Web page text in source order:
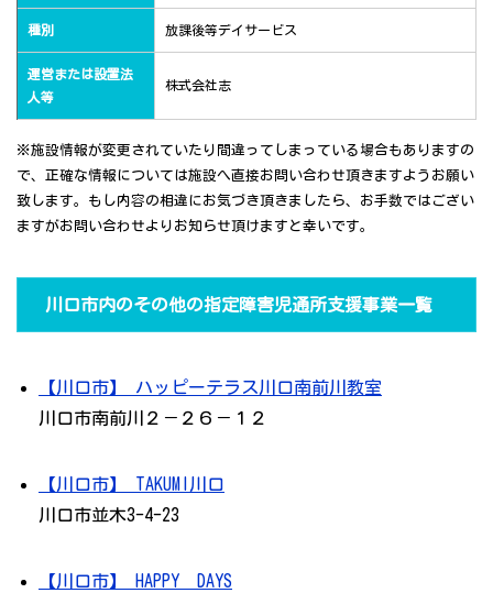
種別 放課後等デイサービス
運営または設置法
人等
株式会社志
※施設情報が変更されていたり間違ってしまっている場合もありますの
で、正確な情報については施設へ直接お問い合わせ頂きますようお願い
致します。もし内容の相違にお気づき頂きましたら、お手数ではござい
ますがお問い合わせよりお知らせ頂けますと幸いです。
川口市内のその他の指定障害児通所支援事業一覧
【川口市】 ハッピーテラス川口南前川教室
川口市南前川２－２６－１２
【川口市】 TAKUMI川口
川口市並木3-4-23
【川口市】 HAPPY DAYS